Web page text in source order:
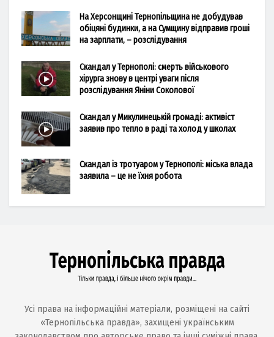
На Херсонщині Тернопільщина не добудував
обіцяні будинки, а на Сумщину відправив гроші
на зарплати, – розслідування
Скандал у Тернополі: смерть військового
хірурга знову в центрі уваги після
розслідування Яніни Соколової
Скандал у Микулинецькій громаді: активіст
заявив про тепло в раді та холод у школах
Скандал із тротуаром у Тернополі: міська влада
заявила – це не їхня робота
Усі права на інформаційні матеріали, розміщені на сайті
«Тернопільська правда», захищені українським